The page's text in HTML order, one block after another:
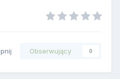
Obserwujący 0